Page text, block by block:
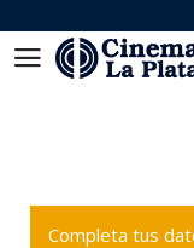
Completa tus